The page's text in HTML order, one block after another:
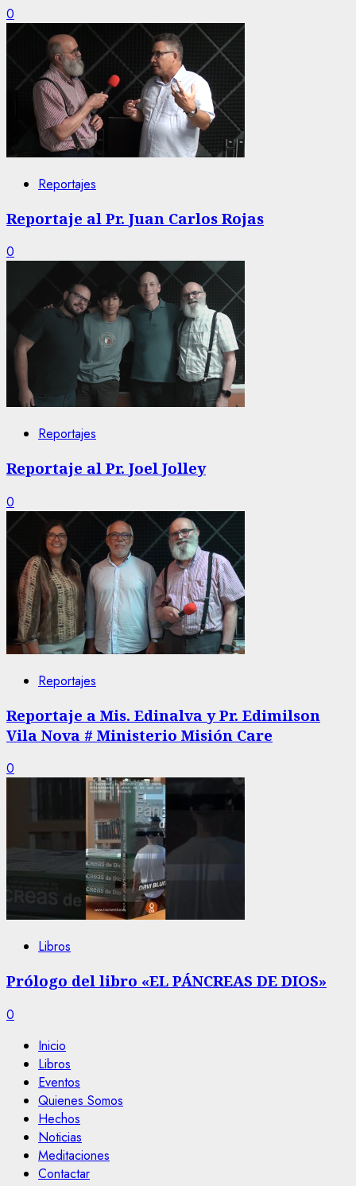
0
Reportajes
Reportaje al Pr. Juan Carlos Rojas
0
Reportajes
Reportaje al Pr. Joel Jolley
0
Reportajes
Reportaje a Mis. Edinalva y Pr. Edimilson
Vila Nova # Ministerio Misión Care
0
Libros
Prólogo del libro «EL PÁNCREAS DE DIOS»
0
Inicio
Libros
Eventos
Quienes Somos
Hechos
Noticias
Meditaciones
Contactar